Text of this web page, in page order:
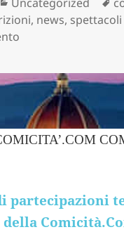
, news,
partecipazioni
della